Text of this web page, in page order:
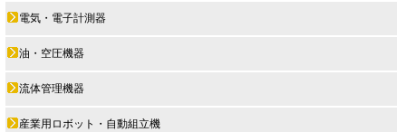
電気・電子計測器
油・空圧機器
流体管理機器
産業用ロボット・自動組立機